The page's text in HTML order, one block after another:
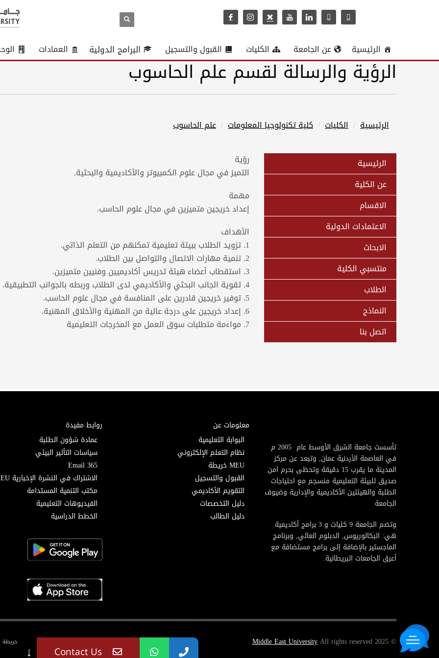
الرئيسية عن الجامعة الكليات القبول والتسجيل البرامج الدولية العمادات
الرؤية والرسالة لقسم علم الحاسوب
الرئيسية الكليات كلية تكنولوجيا المعلومات علم الحاسوب
رؤية
التميز في مجال علوم الكمبيوتر والأكاديمية والبحثية.
مهمة
إعداد خريجين متميزين في مجال علوم الحاسب.
الأهداف
1. تزويد الطلاب ببيئة تعليمية تمكنهم من التعلم الذاتي.
2. تنمية مهارات الاتصال والتواصل بين الطلاب.
3. استقطاب أعضاء هيئة تدريس أكاديميين وفنيين متميزين.
4. تقوية الجانب البحثي والأكاديمي لدى الطلاب وربطه بالجوانب التطبيقية.
5. توفير خريجين قادرين على المنافسة في مجال علوم الحاسب.
6. إعداد خريجين على درجة عالية من المهنية والأخلاق المهنية.
7. مواءمة متطلبات سوق العمل مع المخرجات التعليمية
الرئيسية
عن الكلية
الاقسام
الاعتمادات الدولية
الابحاث
منتسبي الكلية
الطلاب
النماذج
اتصل بنا
تأسست جامعة الشرق الأوسط عام 2005 م
في العاصمة الأردنية عمان, وتبعد عن مركز
المدينة ما يقرب 15 دقيقة وتحظى بحرم امن
صديق للبيئة التعليمية منسجم مع احتياجات
الطلبة والهيئتين الأكاديمية والإدارية وضيوف
الجامعة
وتضم الجامعة 9 كليات و 3 برامج أكاديمية
هي: البكالوريوس, الدبلوم العالي, وبرنامج
الماجستير بالإضافة إلى برامج مستضافة مع
أعرق الجامعات البريطانية.
معلومات عن
البوابة التعليمية
نظام التعلم الإلكتروني
MEU خريطة
القبول والتسجيل
التقويم الأكاديمي
دليل التخصصات
دليل الطالب
روابط مفيدة
عمادة شؤون الطلبة
سياسات التأثير البيئي
Email 365
الاشتراك في النشرة الإخبارية MEU
مكتب التنمية المستدامة
الفيديوهات التعليمية
الخطط الدراسية
خريطة © 2025
Middle East UniversityAll rights reserved.
↓ Contact Us